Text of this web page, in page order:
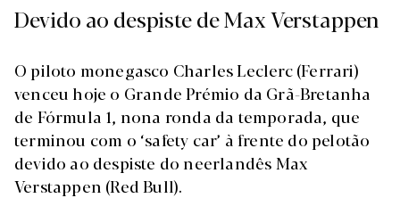
Devido ao despiste de Max Verstappen
O piloto monegasco Charles Leclerc (Ferrari)
venceu hoje o Grande Prémio da Grã-Bretanha
de Fórmula 1, nona ronda da temporada, que
terminou com o ‘safety car’ à frente do pelotão
devido ao despiste do neerlandês Max
Verstappen (Red Bull).